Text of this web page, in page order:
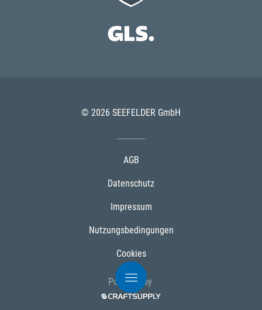
© 2026 SEEFELDER GmbH
AGB
Datenschutz
Impressum
Nutzungsbedingungen
Cookies
Powered by